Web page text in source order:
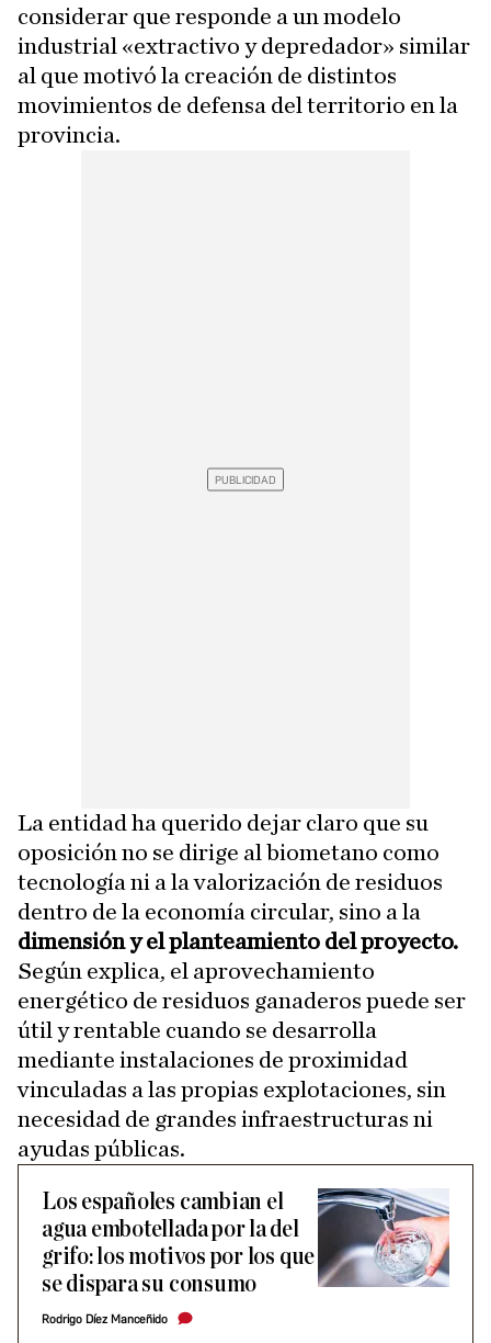
considerar que responde a un modelo
industrial «extractivo y depredador» similar
al que motivó la creación de distintos
movimientos de defensa del territorio en la
provincia.
La entidad ha querido dejar claro que su
oposición no se dirige al biometano como
tecnología ni a la valorización de residuos
dentro de la economía circular, sino a la
dimensión y el planteamiento del proyecto.
Según explica, el aprovechamiento
energético de residuos ganaderos puede ser
útil y rentable cuando se desarrolla
mediante instalaciones de proximidad
vinculadas a las propias explotaciones, sin
necesidad de grandes infraestructuras ni
ayudas públicas.
Los españoles cambian el
agua embotellada por la del
grifo: los motivos por los que
se dispara su consumo
Rodrigo Díez Manceñido